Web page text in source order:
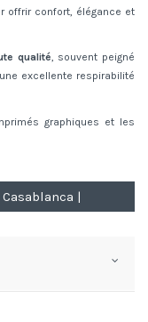
offrir confort, élégance et
qualité, souvent peigné
excellente respirabilité
graphiques et les
|